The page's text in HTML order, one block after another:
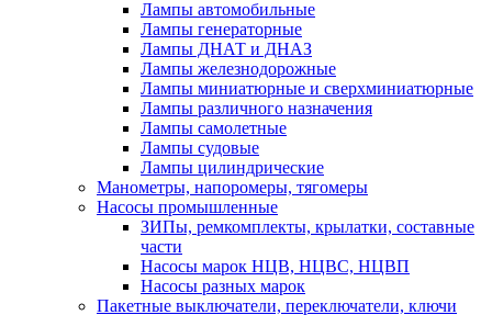
Лампы автомобильные
Лампы генераторные
Лампы ДНАТ и ДНАЗ
Лампы железнодорожные
Лампы миниатюрные и сверхминиатюрные
Лампы различного назначения
Лампы самолетные
Лампы судовые
Лампы цилиндрические
Манометры, напоромеры, тягомеры
Насосы промышленные
ЗИПы, ремкомплекты, крылатки, составные
части
Насосы марок НЦВ, НЦВС, НЦВП
Насосы разных марок
Пакетные выключатели, переключатели, ключи